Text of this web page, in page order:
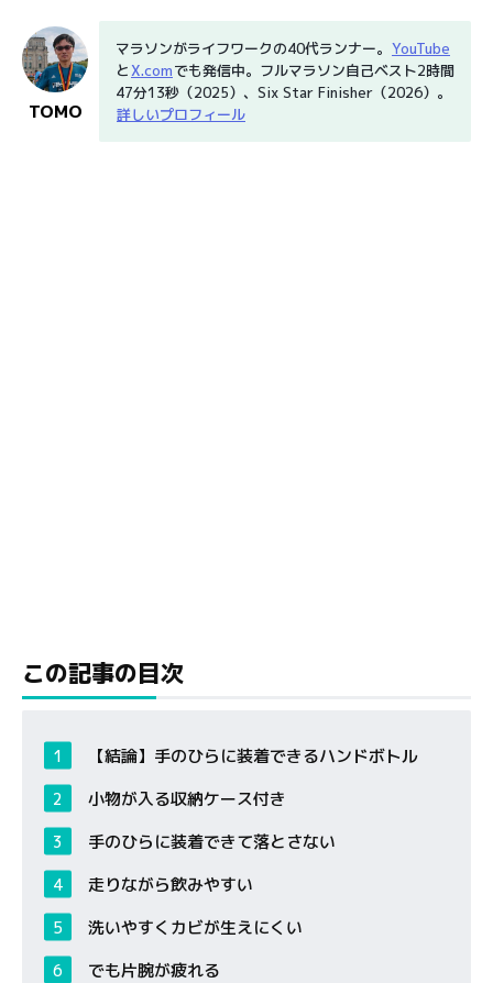
マラソンがライフワークの40代ランナー。 YouTube
とX.comでも発信中。フルマラソン自己ベスト2時間
47分13秒（2025）、Six Star Finisher（2026）。
詳しいプロフィール
TOMO
この記事の目次
【結論】手のひらに装着できるハンドボトル
小物が入る収納ケース付き
手のひらに装着できて落とさない
走りながら飲みやすい
洗いやすくカビが生えにくい
でも片腕が疲れる